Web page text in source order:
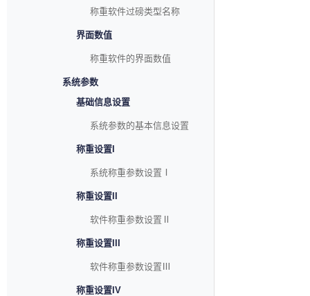
称重软件过磅类型名称
界面数值
称重软件的界面数值
系统参数
基础信息设置
系统参数的基本信息设置
称重设置I
系统称重参数设置Ⅰ
称重设置II
软件称重参数设置Ⅱ
称重设置III
软件称重参数设置Ⅲ
称重设置IV